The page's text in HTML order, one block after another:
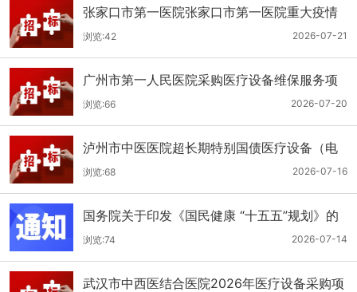
张家口市第一医院张家口市第一医院重大疫情
救治基地手术室及重症监护室医疗设备采购项
目更正公告
2026-07-21
浏览:42
广州市第一人民医院采购医疗设备维保服务项
目（2026年第1批）(二次)（项目编号：GZSY-
2026FW-06）采购更正公告
2026-07-20
浏览:66
泸州市中医医院超长期特别国债医疗设备（电
子胃肠镜系统）采购更正公告（第二次）2026-07-16
浏览:68
国务院关于印发《国民健康 “十五五”规划》的
通知
2026-07-14
浏览:74
武汉市中西医结合医院2026年医疗设备采购项